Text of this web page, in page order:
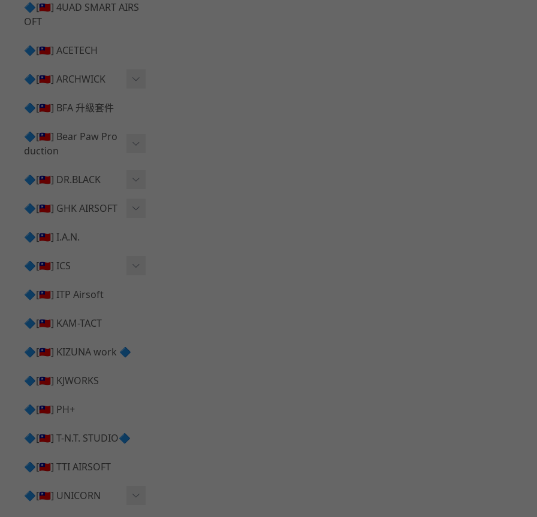
TAC-41 🔄 原廠 ⧸ 零件
件
[夢神⧸Morpheus] 不鏽鋼
內管
套件
[夢神⧸Morpheus] 碳鋼 內
管
🔷[🇹🇼] 4UAD SMART AIRS
OFT
🔷[🇹🇼] ACETECH
🔷[🇹🇼] ARCHWICK
衝鋒套件 Convertion Kit
MWS 升級組件
B＆T APC9 系列產品
B＆T SPR300系列產品
HOP膠皮
🔷[🇹🇼] BFA 升級套件
🔷[🇹🇼] Bear Paw Pro
duction
T-5000
🔷[🇹🇼] DR.BLACK
Hi-capa 彈匣外觀
維護保養
Hi-capa 上半外觀
Hi-capa 內部升級
🔷[🇹🇼] GHK AIRSOFT
AR ⧸ M4 GBB 原廠零件
AKM V3 主體 ＆ 原廠零件
G5 原廠零件
G17 GEN.3 原廠零件
AR ⧸ M4 GBB 升級套件
🔷[🇹🇼] I.A.N.
🔷[🇹🇼] ICS
Hi-Capa 維修零件
ICS 成槍
🔷[🇹🇼] ITP Airsoft
🔷[🇹🇼] KAM-TACT
🔷[🇹🇼] KIZUNA work 🔷
🔷[🇹🇼] KJWORKS
🔷[🇹🇼] PH+
🔷[🇹🇼] T-N.T. STUDIO🔷
🔷[🇹🇼] TTI AIRSOFT
🔷[🇹🇼] UNICORN